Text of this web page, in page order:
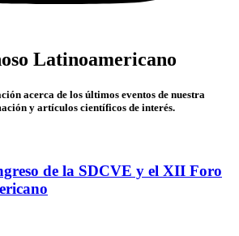
Latinoamericano
acerca de los últimos eventos de nuestra
y artículos científicos de interés.
de la SDCVE y el XII Foro